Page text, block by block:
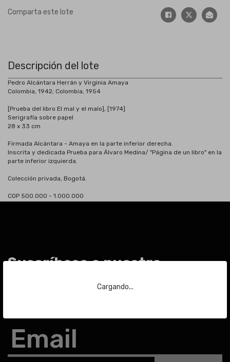
Cargando...
Comparta este lote
Descripción del lote
Pedro Alcántara Herrán y Virginia Amaya
Colombia, 1942; Colombia, 1954
[Prueba del libro El mal y el malo], [1974]
Serigrafía sobre papel
28 x 33 cm
Firmada Alcántara - Amaya en la parte inferior derecha.
Inscrita y dedicada Prueba para Álvaro Medina/ "Página de un libro" en la
parte inferior izquierda.
Colección privada, Bogotá.
COP 500.000 - 1.000.000
Suscríbase a nuestra
Email